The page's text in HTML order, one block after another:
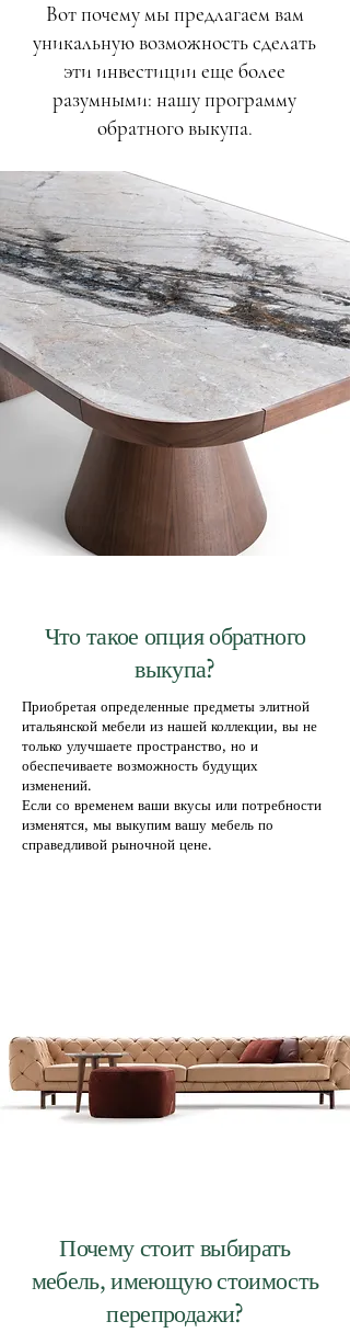
Вот почему мы предлагаем вам
уникальную возможность сделать
эти инвестиции еще более
разумными: нашу программу
обратного выкупа.
Что такое опция обратного
выкупа?
Приобретая определенные предметы элитной
итальянской мебели из нашей коллекции, вы не
только улучшаете пространство, но и
обеспечиваете возможность будущих
изменений.
Если со временем ваши вкусы или потребности
изменятся, мы выкупим вашу мебель по
справедливой рыночной цене.
Почему стоит выбирать
мебель, имеющую стоимость
перепродажи?